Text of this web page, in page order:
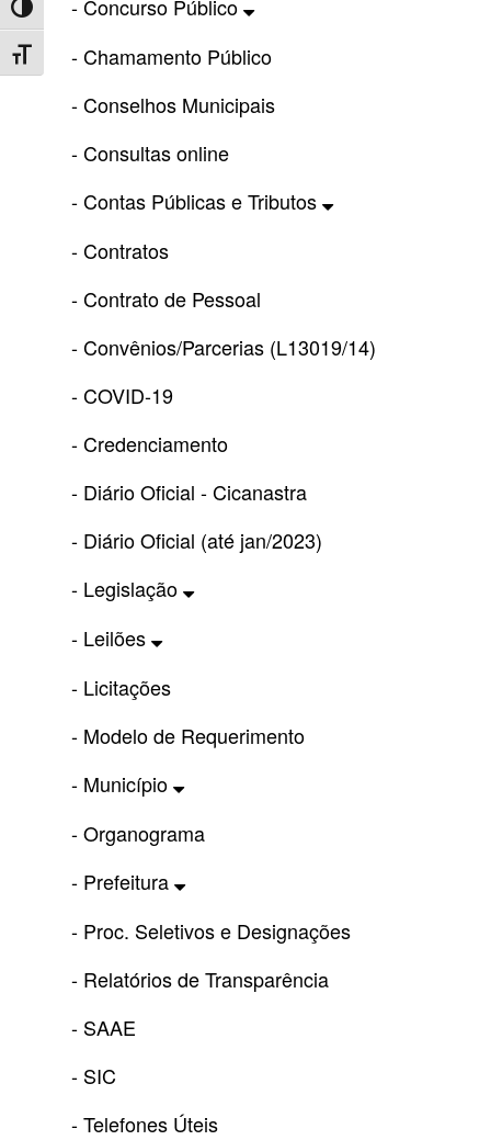
Toggle High Contrast
Toggle Font size
- Concurso Público
- Chamamento Público
- Conselhos Municipais
- Consultas online
- Contas Públicas e Tributos
- Contratos
- Contrato de Pessoal
- Convênios/Parcerias (L13019/14)
- COVID-19
- Credenciamento
- Diário Oficial - Cicanastra
- Diário Oficial (até jan/2023)
- Legislação
- Leilões
- Licitações
- Modelo de Requerimento
- Município
- Organograma
- Prefeitura
- Proc. Seletivos e Designações
- Relatórios de Transparência
- SAAE
- SIC
- Telefones Úteis